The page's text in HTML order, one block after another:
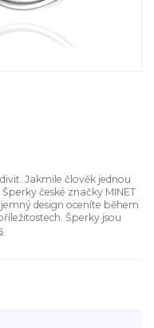
Jakmile člověk jednou
české značky MINET
design oceníte během
Šperky jsou